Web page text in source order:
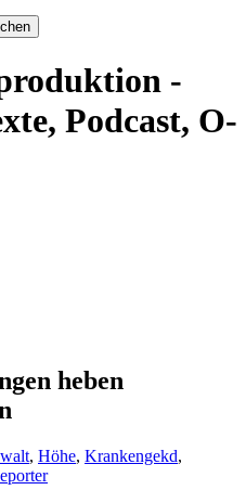
-
Podcast, O-
heben
, Höhe, Krankengekd,